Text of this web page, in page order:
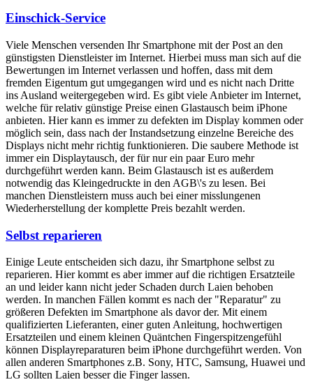
Einschick-Service
Viele Menschen versenden Ihr Smartphone mit der Post an den
günstigsten Dienstleister im Internet. Hierbei muss man sich auf die
Bewertungen im Internet verlassen und hoffen, dass mit dem
fremden Eigentum gut umgegangen wird und es nicht nach Dritte
ins Ausland weitergegeben wird. Es gibt viele Anbieter im Internet,
welche für relativ günstige Preise einen Glastausch beim iPhone
anbieten. Hier kann es immer zu defekten im Display kommen oder
möglich sein, dass nach der Instandsetzung einzelne Bereiche des
Displays nicht mehr richtig funktionieren. Die saubere Methode ist
immer ein Displaytausch, der für nur ein paar Euro mehr
durchgeführt werden kann. Beim Glastausch ist es außerdem
notwendig das Kleingedruckte in den AGB\'s zu lesen. Bei
manchen Dienstleistern muss auch bei einer misslungenen
Wiederherstellung der komplette Preis bezahlt werden.
Selbst reparieren
Einige Leute entscheiden sich dazu, ihr Smartphone selbst zu
reparieren. Hier kommt es aber immer auf die richtigen Ersatzteile
an und leider kann nicht jeder Schaden durch Laien behoben
werden. In manchen Fällen kommt es nach der "Reparatur" zu
größeren Defekten im Smartphone als davor der. Mit einem
qualifizierten Lieferanten, einer guten Anleitung, hochwertigen
Ersatzteilen und einem kleinen Quäntchen Fingerspitzengefühl
können Displayreparaturen beim iPhone durchgeführt werden. Von
allen anderen Smartphones z.B. Sony, HTC, Samsung, Huawei und
LG sollten Laien besser die Finger lassen.